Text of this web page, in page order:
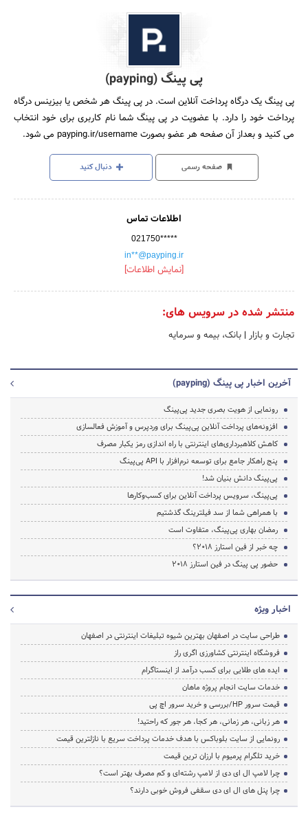
پی پینگ (payping)
پی پینگ یک درگاه پرداخت آنلاین است. در پی پینگ هر شخص یا بیزینس درگاه
پرداخت خود را دارد. با عضویت در پی پینگ شما نام کاربری برای خود انتخاب
می کنید و بعداز آن صفحه هر عضو بصورت payping.ir/username می شود.
صفحه رسمی دنبال کنید
اطلاعات تماس
021750*****
in**@payping.ir
[نمایش اطلاعات]
منتشر شده در سرویس های:
تجارت و بازار | بانک، بیمه و سرمایه
آخرین اخبار پی پینگ (payping)
رونمایی از هویت بصری جدید پی‌پینگ
افزونه‌های پرداخت آنلاین پی‌پینگ برای وردپرس و آموزش فعالسازی
کاهش کلاهبرداری‌های اینترنتی با راه اندازی رمز یکبار مصرف
پنج راهکار جامع برای توسعه نرم‌افزار با API پی‌پینگ
پی‌پینگ دانش بنیان شد!
پی‌پینگ، سرویس پرداخت آنلاین برای کسب‌وکارها
با همراهی شما از سد فیلترینگ گذشتیم
رمضان بهاری پی‌پینگ، متفاوت است
چه خبر از فین استارز 2018؟
حضور پی پینگ در فین استارز 2018
اخبار ویژه
طراحی سایت در اصفهان بهترین شیوه تبلیغات اینترنتی در اصفهان
فروشگاه اینترنتی کشاورزی اگری راز
ایده های طلایی برای کسب درآمد از اینستاگرام
خدمات سایت انجام پروژه ماهان
قیمت سرور HP/بررسی و خرید سرور اچ پی
هر زبانی، هر زمانی، هر کجا، هر جور که راحتید!
رونمایی از سایت بلوباکس با هدف خدمات پرداخت سریع با نازلترین قیمت
خرید تلگرام پرمیوم با ارزان ترین قیمت
چرا لامپ ال ای دی از لامپ رشته‌ای و کم مصرف بهتر است؟
چرا پنل های ال ای دی سقفی فروش خوبی دارند؟